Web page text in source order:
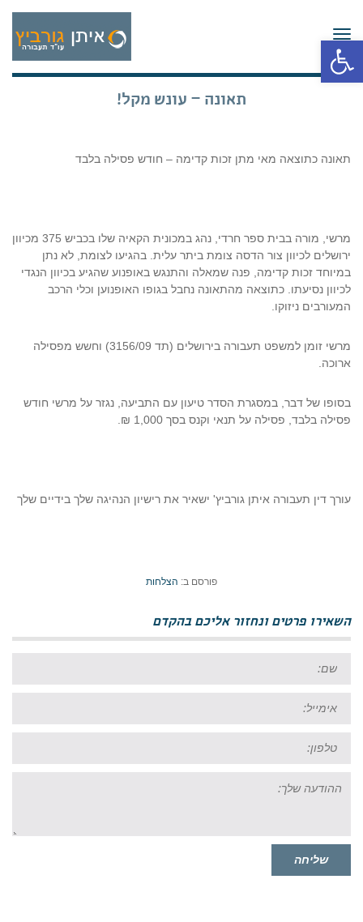
פתח סרגל נגישות
תפריט
תאונה – עונש מקל!
תאונה כתוצאה מאי מתן זכות קדימה – חודש פסילה בלבד
מרשי, מורה בבית ספר חרדי, נהג במכונית הקאיה שלו בכביש 375 מכיוון
ירושלים לכיוון צור הדסה צומת ביתר עלית. בהגיעו לצומת, לא נתן
במיוחד זכות קדימה, פנה שמאלה והתנגש באופנוע שהגיע בכיוון הנגדי
לכיוון נסיעתו. כתוצאה מהתאונה נחבל בגופו האופנוען וכלי הרכב
המעורבים ניזוקו.
מרשי זומן למשפט תעבורה בירושלים (תד 3156/09) וחשש מפסילה
ארוכה.
בסופו של דבר, במסגרת הסדר טיעון עם התביעה, נגזר על מרשי חודש
פסילה בלבד, פסילה על תנאי וקנס בסך 1,000 ₪.
עורך דין תעבורה איתן גורביץ' ישאיר את רישיון הנהיגה שלך בידיים שלך
פורסם ב: הצלחות
השאירו פרטים ונחזור אליכם בהקדם
שלך:
שליחה